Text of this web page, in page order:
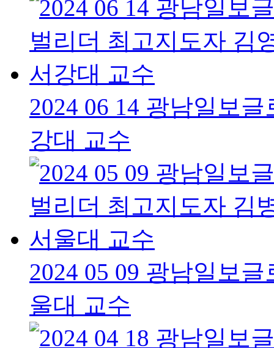
2024 06 14 광남일보
강대 교수
2024 05 09 광남일보
울대 교수